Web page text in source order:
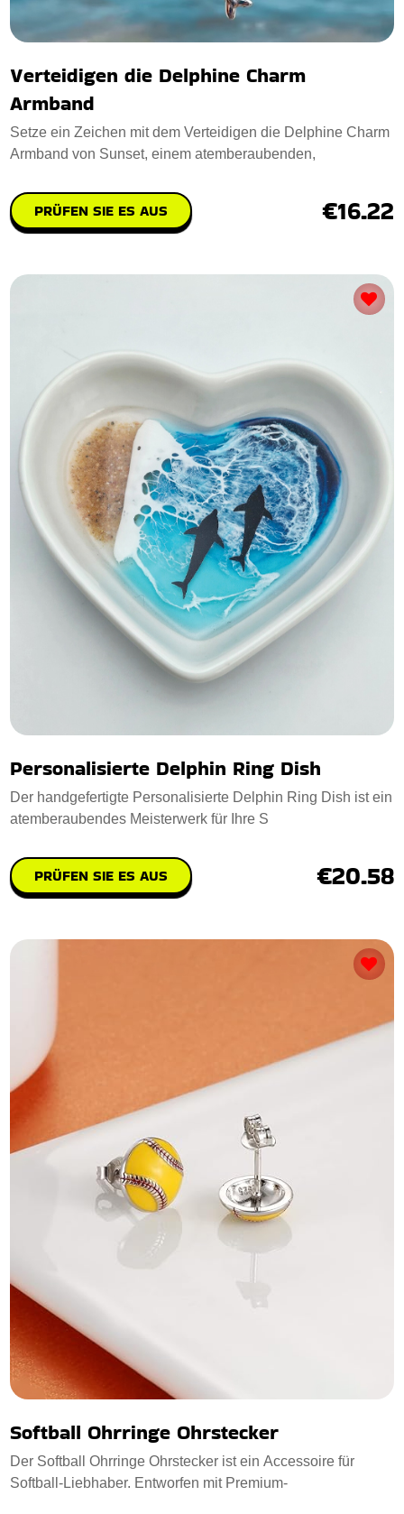
Verteidigen die Delphine Charm
Armband
Setze ein Zeichen mit dem Verteidigen die Delphine Charm
Armband von Sunset, einem atemberaubenden,
PRÜFEN SIE ES AUS €16.22
Personalisierte Delphin Ring Dish
Der handgefertigte Personalisierte Delphin Ring Dish ist ein
atemberaubendes Meisterwerk für Ihre S
PRÜFEN SIE ES AUS €20.58
Softball Ohrringe Ohrstecker
Der Softball Ohrringe Ohrstecker ist ein Accessoire für
Softball-Liebhaber. Entworfen mit Premium-